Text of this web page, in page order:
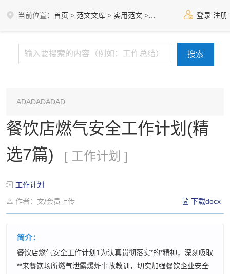
当前位置： 首页 > 范文文库 > 实用范文 > 登录 注册
ADADADADAD
餐饮店燃气安全工作计划(精
选7篇)
[ 工作计划 ]
工作计划
作者：文/会员上传
下载docx
简介：
餐饮店燃气安全工作计划1为认真贯彻落实*的*精神，深刻吸取
**来餐饮场所燃气泄露爆炸事故教训，切实加强餐饮企业安全